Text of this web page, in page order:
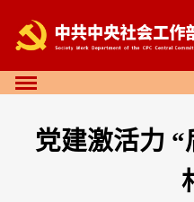
党建激活力